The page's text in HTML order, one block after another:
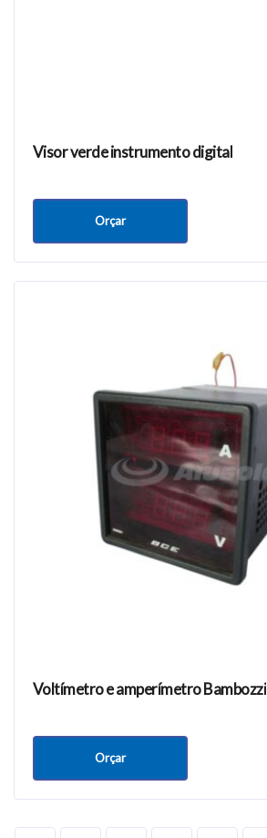
Visor verde instrumento digital
Orçar
Voltímetro e amperímetro Bambozzi
Orçar